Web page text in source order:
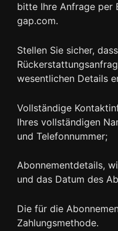
bitte Ihre Anfrage per
gap.com.
Stellen Sie sicher,
wesentlichen Details
Vollständige
Ihres vollständigen
und Telefonnummer;
Abonnementdetails,
und das Datum des
Die für die
Zahlungsmethode.